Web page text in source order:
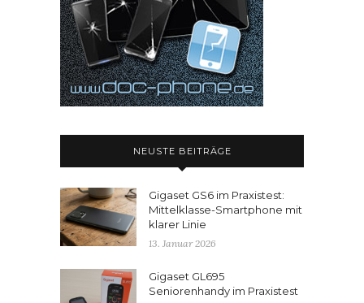
NEUSTE BEITRÄGE
Gigaset GS6 im Praxistest:
Mittelklasse-Smartphone mit
klarer Linie
13. Januar 2026
Gigaset GL695
Seniorenhandy im Praxistest